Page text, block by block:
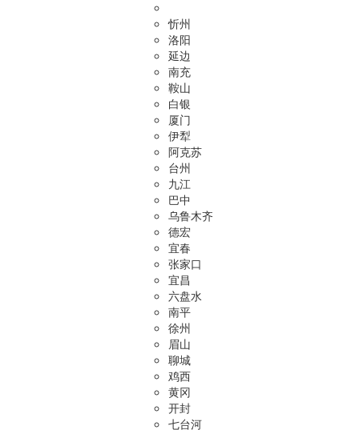
忻州
洛阳
延边
南充
鞍山
白银
厦门
伊犁
阿克苏
台州
九江
巴中
乌鲁木齐
德宏
宜春
张家口
宜昌
六盘水
南平
徐州
眉山
聊城
鸡西
黄冈
开封
七台河